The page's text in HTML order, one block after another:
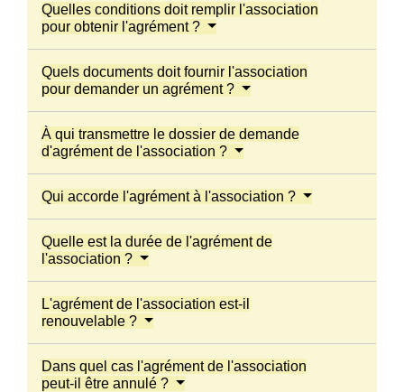
Quelles conditions doit remplir l'association
pour obtenir l'agrément ?
Quels documents doit fournir l'association
pour demander un agrément ?
À qui transmettre le dossier de demande
d'agrément de l'association ?
Qui accorde l'agrément à l'association ?
Quelle est la durée de l'agrément de
l'association ?
L'agrément de l'association est-il
renouvelable ?
Dans quel cas l'agrément de l'association
peut-il être annulé ?